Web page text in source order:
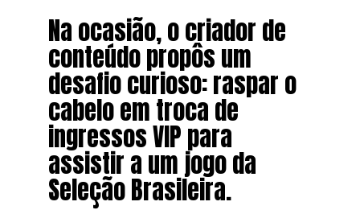
Na ocasião, o criador de
conteúdo propôs um
desafio curioso: raspar o
cabelo em troca de
ingressos VIP para
assistir a um jogo da
Seleção Brasileira.